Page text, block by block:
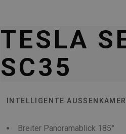
TESLA
SC35
INTELLIGENTE AUSSENKAMERA
Breiter Panoramablick 185°